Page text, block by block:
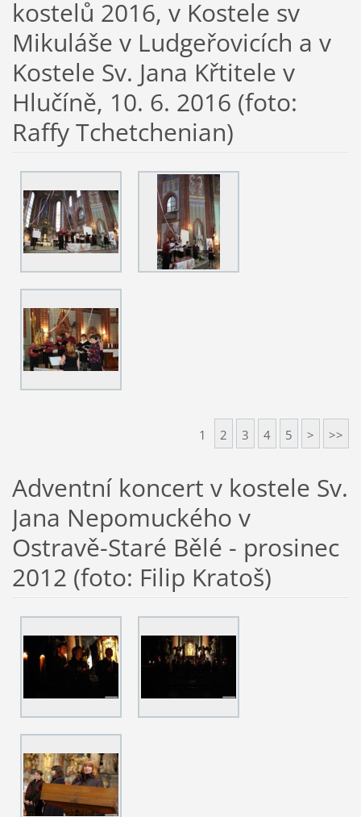
kostelů 2016, v Kostele sv
Mikuláše v Ludgeřovicích a v
Kostele Sv. Jana Křtitele v
Hlučíně, 10. 6. 2016 (foto:
Raffy Tchetchenian)
1 2 3 4 5 > >>
Adventní koncert v kostele Sv.
Jana Nepomuckého v
Ostravě-Staré Bělé - prosinec
2012 (foto: Filip Kratoš)